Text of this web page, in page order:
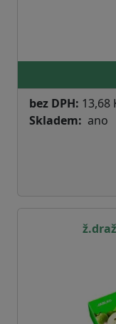
bez DPH: 13,68
Skladem
ano